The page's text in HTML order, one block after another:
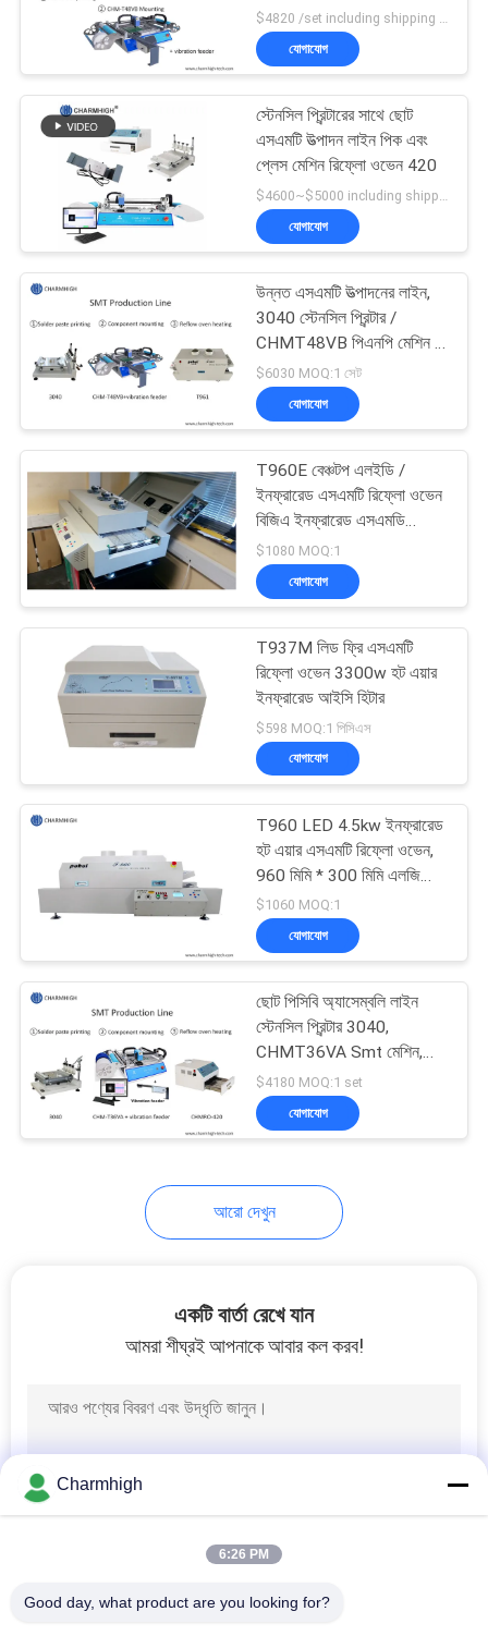
SHOPPING
ON
সাইটম্যাপ
গোপনীয়তা
নীতি
লাইন / রিফ্লো ওভেন বিআরটি
-420
$4820 /set including shipping DHL MOQ:1 সেট
যোগাযোগ
স্টেনসিল প্রিন্টারের সাথে ছোট
এসএমটি উত্পাদন লাইন পিক এবং
প্লেস মেশিন রিফ্লো ওভেন 420
$4600~$5000 including shipping DHL MOQ:1 সেট
যোগাযোগ
উন্নত এসএমটি উত্পাদনের লাইন,
3040 স্টেনসিল প্রিন্টার /
CHMT48VB পিএনপি মেশিন /
রিফ্লো ওভেন T961
$6030 MOQ:1 সেট
যোগাযোগ
T960E বেঞ্চটপ এলইডি /
ইনফ্রারেড এসএমটি রিফ্লো ওভেন
বিজিএ ইনফ্রারেড এসএমডি
রিভারক স্টেশন
$1080 MOQ:1
যোগাযোগ
T937M লিড ফ্রি এসএমটি
রিফ্লো ওভেন 3300w হট এয়ার
ইনফ্রারেড আইসি হিটার
$598 MOQ:1 পিসিএস
যোগাযোগ
T960 LED 4.5kw ইনফ্রারেড
হট এয়ার এসএমটি রিফ্লো ওভেন,
960 মিমি * 300 মিমি এলজি
বিজিএ এসএমডি সোল্ডারিং
$1060 MOQ:1
যোগাযোগ
ছোট পিসিবি অ্যাসেম্বলি লাইন
স্টেনসিল প্রিন্টার 3040,
CHMT36VA Smt মেশিন,
420 রিফ্লো ওভেন
$4180 MOQ:1 set
যোগাযোগ
আরো দেখুন
একটি বার্তা রেখে যান
আমরা শীঘ্রই আপনাকে আবার কল করব!
Charmhigh
6:26 PM
Good day, what product are you looking for?